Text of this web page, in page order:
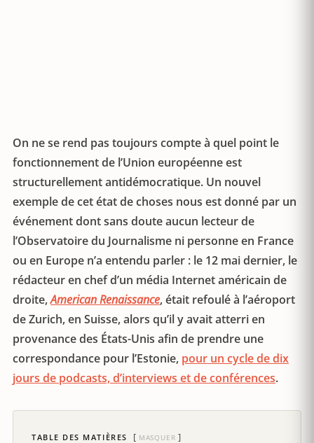
On ne se rend pas toujours compte à quel point le
fonctionnement de l’Union européenne est
structurellement antidémocratique. Un nouvel
exemple de cet état de choses nous est donné par un
événement dont sans doute aucun lecteur de
l’Observatoire du Journalisme ni personne en France
ou en Europe n’a entendu parler : le 12 mai dernier, le
rédacteur en chef d’un média Internet américain de
droite,American Renaissance, était refoulé à l’aéroport
de Zurich, en Suisse, alors qu’il y avait atterri en
provenance des États-Unis afin de prendre une
correspondance pour l’Estonie, pour un cycle de dix
jours de podcasts, d’interviews et de conférences.
TABLE DES MATIÈRES MASQUER